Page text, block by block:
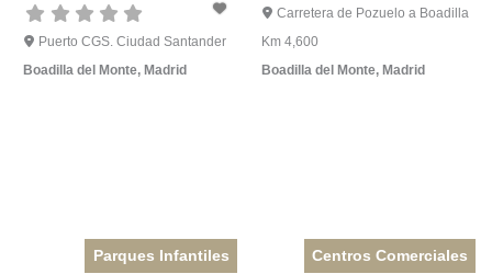
Puerto CGS. Ciudad Santander
Boadilla del Monte, Madrid
Carretera de Pozuelo a Boadilla
Km 4,600
Boadilla del Monte,Madrid
Parques Infantiles Centros Comerciales